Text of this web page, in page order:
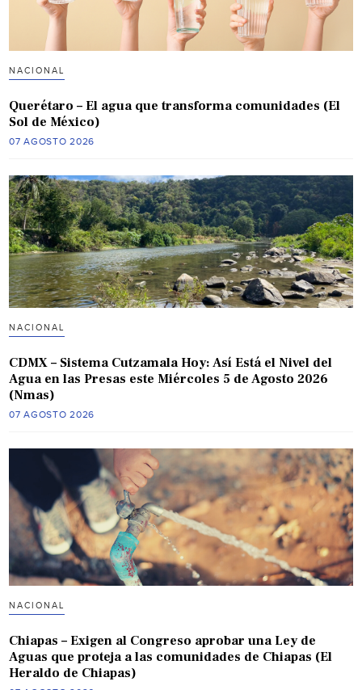
NACIONAL
Querétaro – El agua que transforma comunidades (El
Sol de México)
07 AGOSTO 2026
NACIONAL
CDMX – Sistema Cutzamala Hoy: Así Está el Nivel del
Agua en las Presas este Miércoles 5 de Agosto 2026
(Nmas)
07 AGOSTO 2026
NACIONAL
Chiapas – Exigen al Congreso aprobar una Ley de
Aguas que proteja a las comunidades de Chiapas (El
Heraldo de Chiapas)